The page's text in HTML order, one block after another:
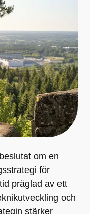
om en
för
präglad av ett
och
stärker